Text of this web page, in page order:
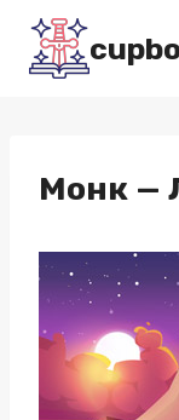
Перейти
содержимому
Монк —